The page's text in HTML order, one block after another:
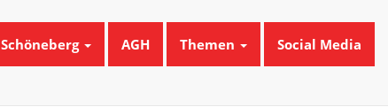
Schöneberg AGH Themen Social Media